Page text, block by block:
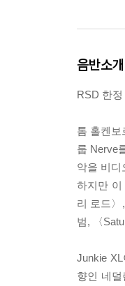
음반소개
RSD 한
톰 홀켄
룹 Nerve
악을 비디
하지만 이
리 로드
범, 〈
Junkie
향인 네